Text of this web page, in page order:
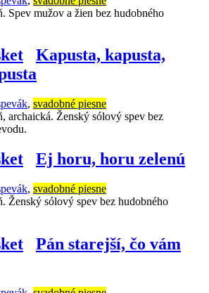
Spev mužov a žien bez hudobného
Kapusta, kapusta,
, svadobné piesne
archaická. Ženský sólový spev bez
Ej horu, horu zelenú
, svadobné piesne
Ženský sólový spev bez hudobného
Pán starejší, čo vám